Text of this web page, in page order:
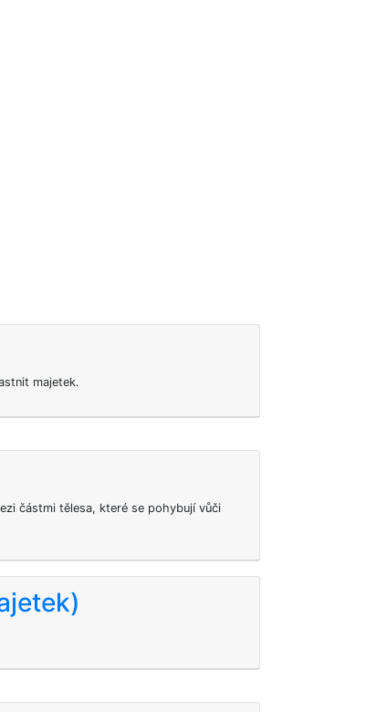
majetek.
částmi tělesa, které se pohybují vůči